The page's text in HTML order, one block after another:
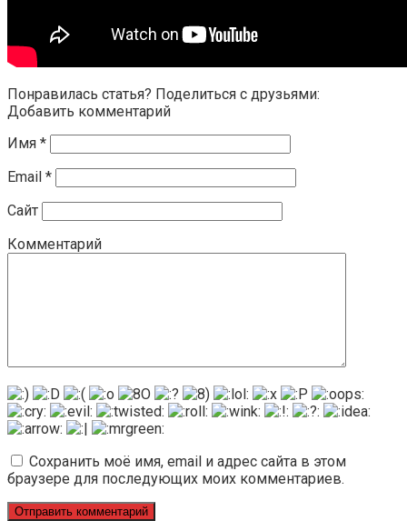
Понравилась статья? Поделиться с друзьями:
Добавить комментарий
Имя *
Email *
Сайт
Комментарий
Сохранить моё имя, email и адрес сайта в этом
браузере для последующих моих комментариев.